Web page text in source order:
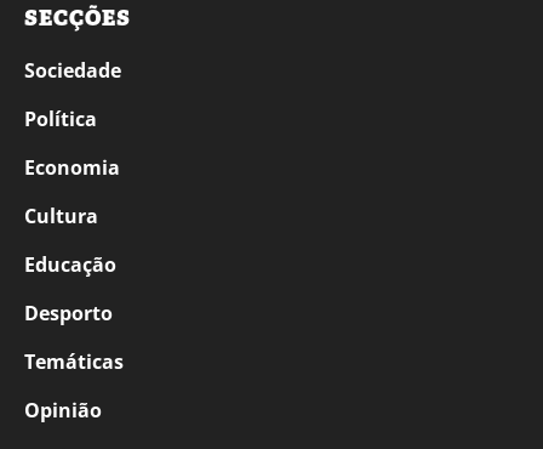
SECÇÕES
Sociedade
Política
Economia
Cultura
Educação
Desporto
Temáticas
Opinião